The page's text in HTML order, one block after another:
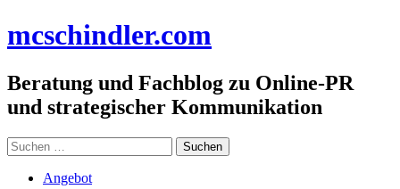
Inhalt
mcschindler.com
Beratung und Fachblog zu Online-PR
und strategischer Kommunikation
Suchen
nach:
Angebot